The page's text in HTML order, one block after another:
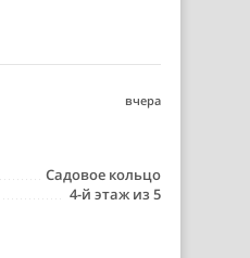
вчера
Садовое кольцо
4-й этаж из 5